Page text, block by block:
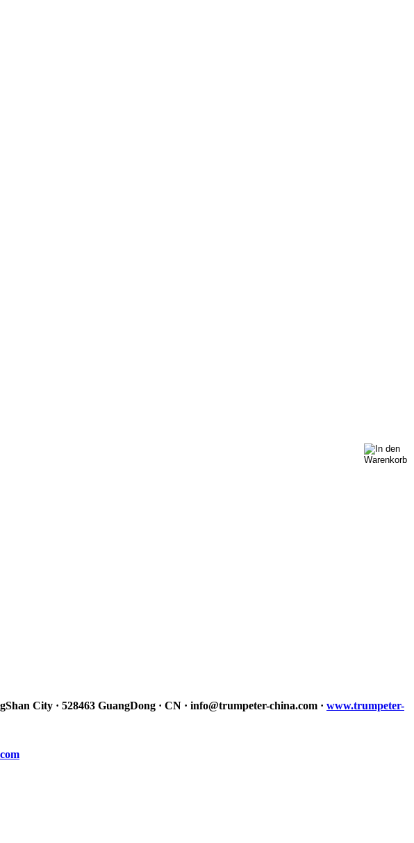
City · 528463 GuangDong · CN · info@trumpeter-china.com · www.trumpeter-